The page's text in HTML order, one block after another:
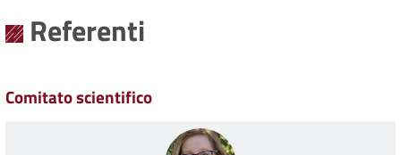
Referenti
Comitato scientifico